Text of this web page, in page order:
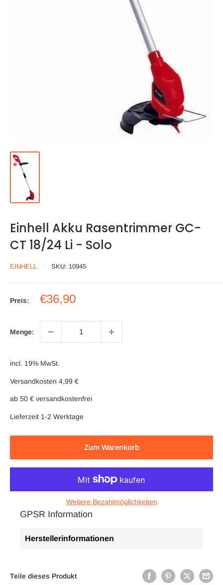
Einhell Akku Rasentrimmer GC-
CT 18/24 Li - Solo
EINHELL SKU: 10945
Preis: Sonderpreis
€36,90
Menge:
incl. 19% MwSt.
Versandkosten 4,99 €
ab 50 € versandkostenfrei
Lieferzeit 1-2 Werktage
Zum Warenkorb
Weitere Bezahlmöglichkeiten
GPSR Information
Herstellerinformationen
Teile dieses Produkt